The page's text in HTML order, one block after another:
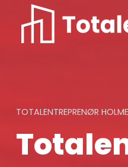
content
TOTALENTREPRENØR